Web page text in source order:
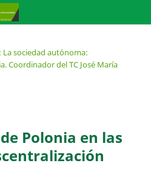
La sociedad autónoma:
Coordinador del TC José María
Polonia en las